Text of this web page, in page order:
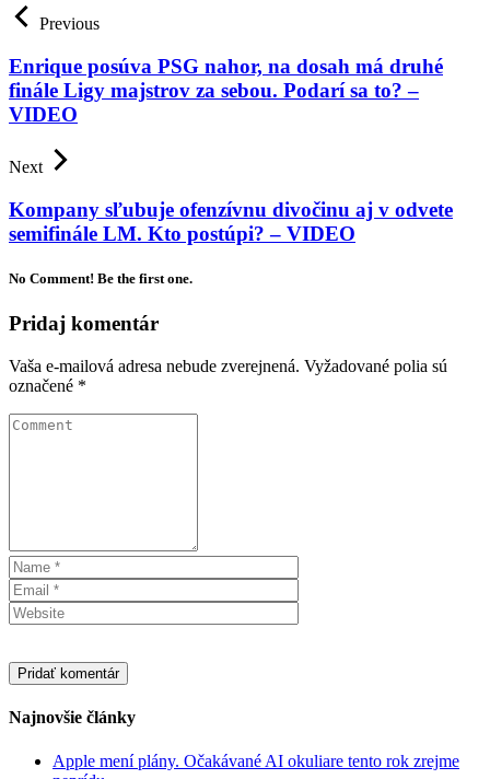
Previous
Enrique posúva PSG nahor, na dosah má druhé
finále Ligy majstrov za sebou. Podarí sa to? –
VIDEO
Next
Kompany sľubuje ofenzívnu divočinu aj v odvete
semifinále LM. Kto postúpi? – VIDEO
No Comment! Be the first one.
Pridaj komentár
Vaša e-mailová adresa nebude zverejnená. Vyžadované polia sú
označené *
Najnovšie články
Apple mení plány. Očakávané AI okuliare tento rok zrejme